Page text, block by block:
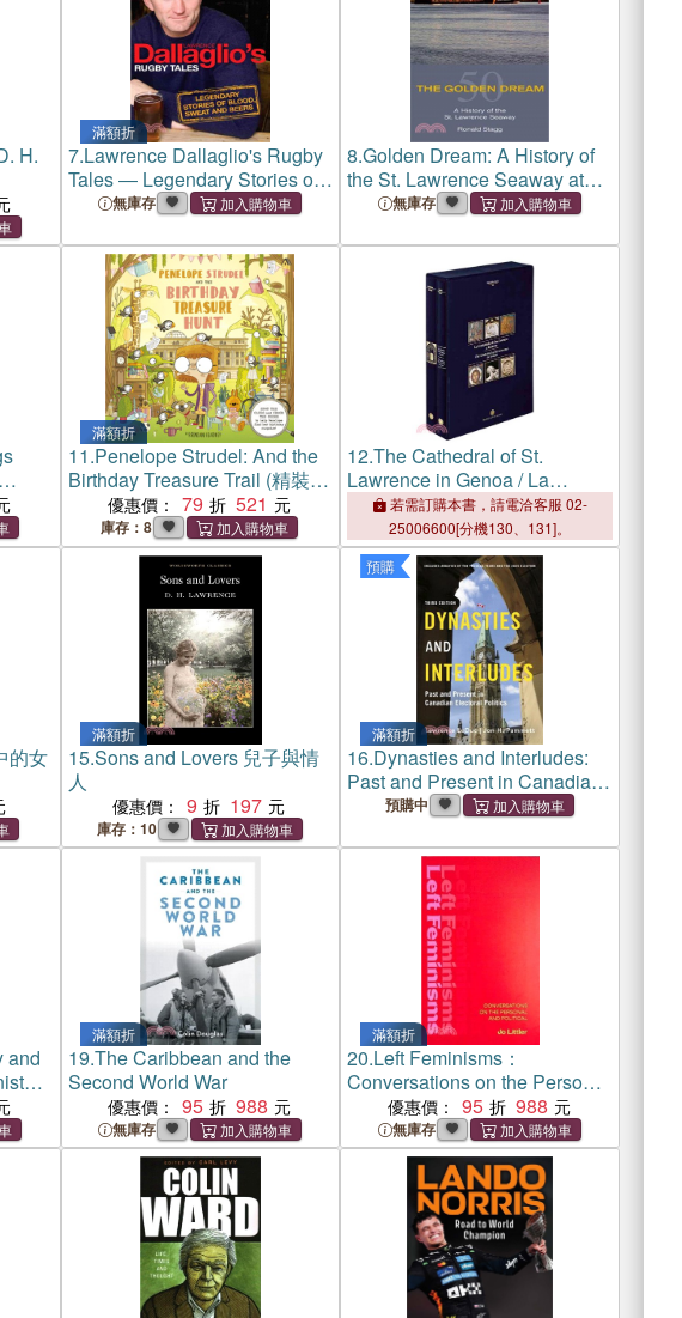
H.
滿額折
7.Lawrence Dallaglio's Rugby
Tales ― Legendary Stories of
Blood, Sweat and Beers
無庫存
8.Golden Dream: A History of
the St. Lawrence Seaway at
Fifty 無庫存
滿額折
11.Penelope Strudel: And the
Birthday Treasure Trail (精裝
優惠價： 79 521
庫存：8
12.The Cathedral of St.
Lawrence in Genoa / La
Cattedrale di San Lorenzo a
Genova
若需訂購本書，請電洽客服 02-
25006600[分機130、131]。
的女
滿額折
15.Sons and Lovers 兒子與情
人
優惠價： 9 197
庫存：10
預購
滿額折
16.Dynasties and Interludes:
Past and Present in Canadian
Electoral Politics
預購中
and
滿額折
19.The Caribbean and the
Second World War
優惠價： 95 988
無庫存
滿額折
20.Left Feminisms：
Conversations on the Personal
and Political
優惠價： 95 988
無庫存